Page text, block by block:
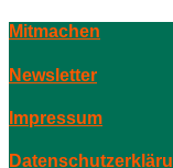
Mitmachen
Newsletter
Impressum